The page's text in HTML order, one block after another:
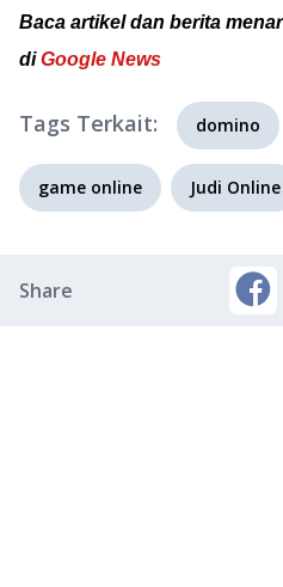
Baca artikel dan berita
diGoogle News
Tags Terkait: domino
game online Judi Online
Share